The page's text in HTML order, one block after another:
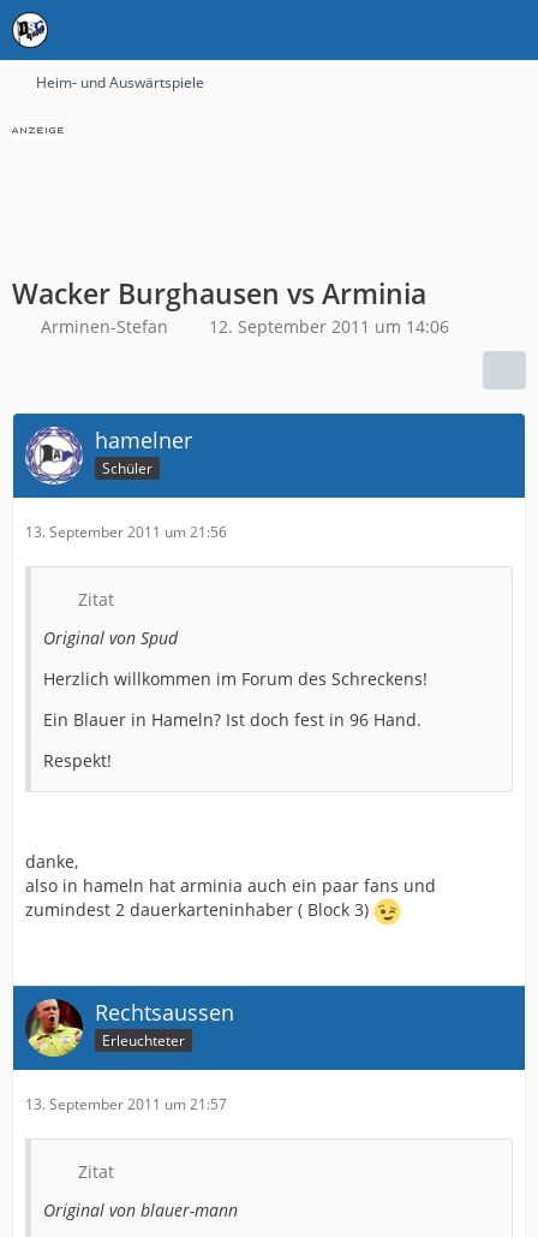
Heim- und Auswärtspiele
Wacker Burghausen vs Arminia
Arminen-Stefan 12. September 2011 um 14:06
hamelner
Schüler
13. September 2011 um 21:56
Zitat
Original von Spud
Herzlich willkommen im Forum des Schreckens!
Ein Blauer in Hameln? Ist doch fest in 96 Hand.
Respekt!
danke,
also in hameln hat arminia auch ein paar fans und
zumindest 2 dauerkarteninhaber ( Block 3)
Rechtsaussen
Erleuchteter
13. September 2011 um 21:57
Zitat
Original von blauer-mann